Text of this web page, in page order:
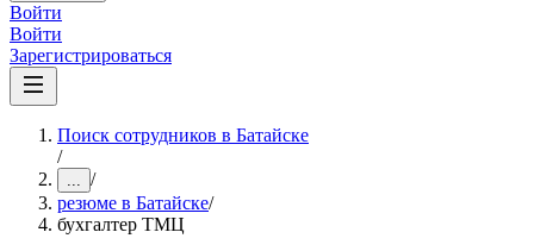
Войти
Войти
Зарегистрироваться
Поиск сотрудников в Батайске
/
... /
резюме в Батайске/
бухгалтер ТМЦ